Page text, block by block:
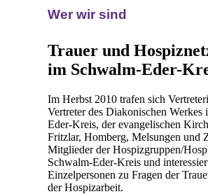
Wer wir sind
Trauer und
im Schwalm-Eder-
Im Herbst 2010 trafen sich
Vertreter des Diakonischen Werkes
Eder-Kreis, der evangelischen
Fritzlar, Homberg, Melsungen und
Mitglieder der Hospizgruppen/
Schwalm-Eder-Kreis und
Einzelpersonen zu Fragen der
der Hospizarbeit.